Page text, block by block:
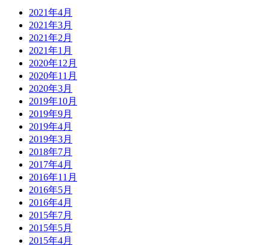
2021年4月
2021年3月
2021年2月
2021年1月
2020年12月
2020年11月
2020年3月
2019年10月
2019年9月
2019年4月
2019年3月
2018年7月
2017年4月
2016年11月
2016年5月
2016年4月
2015年7月
2015年5月
2015年4月